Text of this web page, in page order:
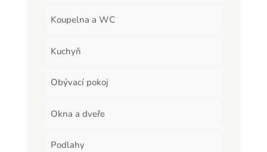
Koupelna a WC
Kuchyň
Obývací pokoj
Okna a dveře
Podlahy